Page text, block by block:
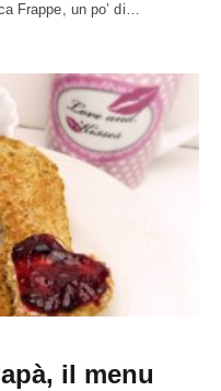
Frappe, un po’ di…
il menu